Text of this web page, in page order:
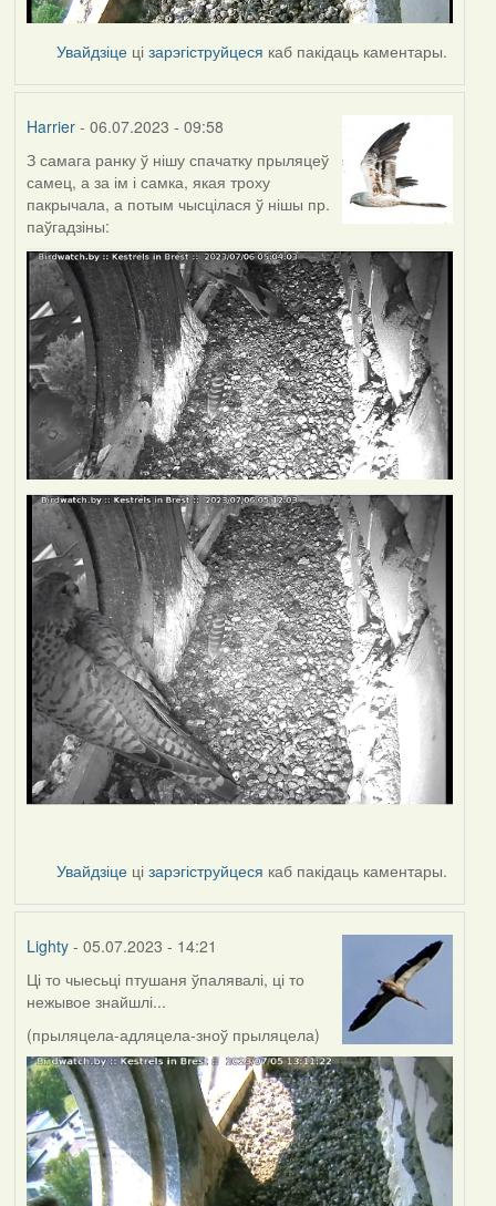
Увайдзіце цізарэгіструйцеся каб пакідаць каментары.
Harrier- 06.07.2023 - 09:58
З самага ранку ў нішу спачатку прыляцеў
самец, а за ім і самка, якая троху
пакрычала, а потым чысцілася ў нішы пр.
паўгадзіны:
Увайдзіце цізарэгіструйцеся каб пакідаць каментары.
Lighty- 05.07.2023 - 14:21
Ці то чыесьці птушаня ўпалявалі, ці то
нежывое знайшлі...
(прыляцела-адляцела-зноў прыляцела)